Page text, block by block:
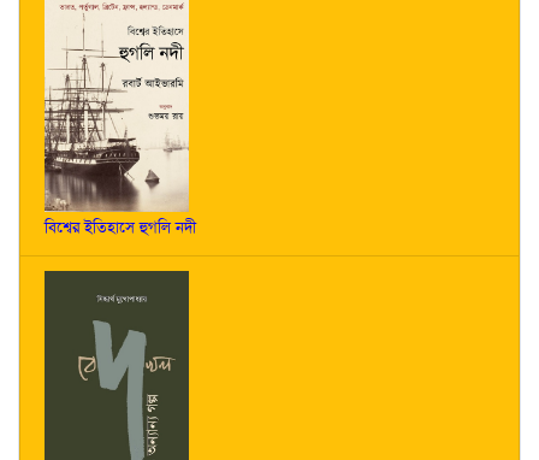
বিশ্বের ইতিহাসে হুগলি নদী